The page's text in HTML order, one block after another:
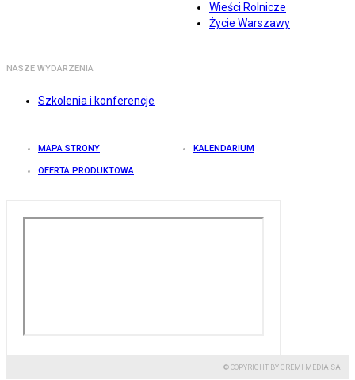
Wieści Rolnicze
Życie Warszawy
NASZE WYDARZENIA
Szkolenia i konferencje
MAPA STRONY KALENDARIUM
OFERTA PRODUKTOWA
© COPYRIGHT BY GREMI MEDIA SA